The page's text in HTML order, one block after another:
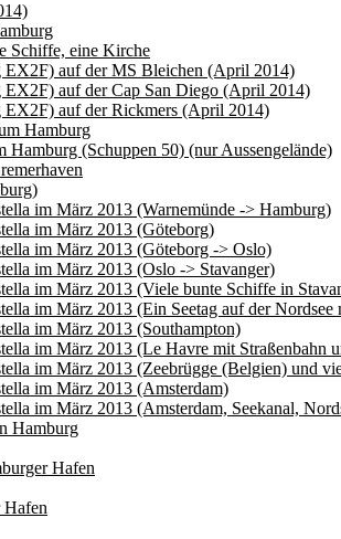
Schiffe, eine Kirche
EX2F) auf der MS Bleichen (April 2014)
EX2F) auf der Cap San Diego (April 2014)
EX2F) auf der Rickmers (April 2014)
Hamburg
Hamburg (Schuppen 50) (nur Aussengelände)
im März 2013 (Warnemünde -> Hamburg)
im März 2013 (Göteborg)
im März 2013 (Göteborg -> Oslo)
im März 2013 (Oslo -> Stavanger)
im März 2013 (Viele bunte Schiffe in
im März 2013 (Ein Seetag auf der Nordsee
im März 2013 (Southampton)
im März 2013 (Le Havre mit Straßenbahn
im März 2013 (Zeebrügge (Belgien) und
im März 2013 (Amsterdam)
im März 2013 (Amsterdam, Seekanal,
Hamburg
Hafen